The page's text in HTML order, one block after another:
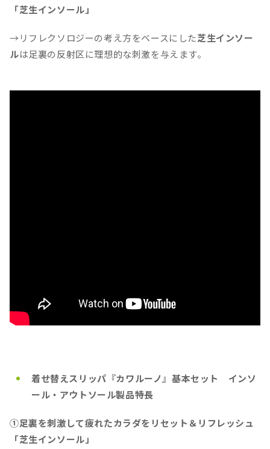
「芝生インソール」
→リフレクソロジーの考え方をベースにした芝生インソー
ルは足裏の反射区に理想的な刺激を与えます。
着せ替えスリッパ『カワルーノ』基本セット インソ
ール・アウトソール製品特長
①足裏を刺激して疲れたカラダをリセット＆リフレッシュ
「芝生インソール」